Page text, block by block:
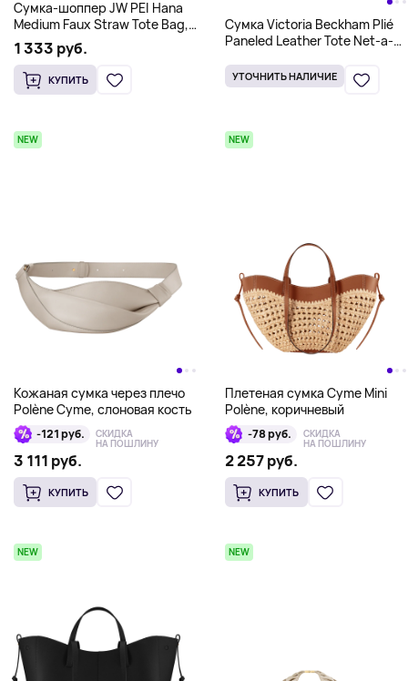
Сумка-шоппер JW PEI Hana
Medium Faux Straw Tote Bag,
соломенная
1 333 руб.
КУПИТЬ
Сумка Victoria Beckham Plié
Paneled Leather Tote Net-a-
УТОЧНИТЬ НАЛИЧИЕ
NEW
Кожаная сумка через плечо
Polène Cyme, слоновая кость
-121 руб. СКИДКА
НА ПОШЛИНУ
3 111 руб.
КУПИТЬ
NEW
Плетеная сумка Cyme Mini
Polène, коричневый
-78 руб. СКИДКА
НА ПОШЛИНУ
2 257 руб.
КУПИТЬ
NEW NEW